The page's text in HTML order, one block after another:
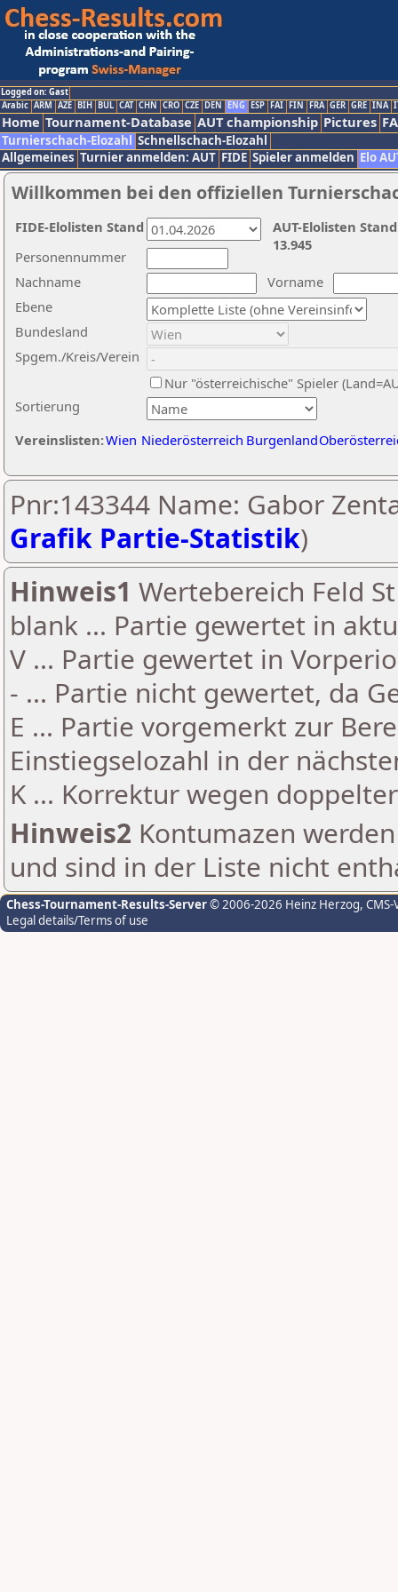
Logged on: Gast
Arabic ARM AZE BIH BUL CAT CHN CRO CZE DEN ENG ESP FAI FIN FRA GER GRE INA
Home Tournament-Database AUT championship Pictures
Turnierschach-Elozahl Schnellschach-Elozahl
Allgemeines Turnier anmelden: AUT FIDE Spieler anmelden Elo
Willkommen bei den offiziellen
Nachname
Vorname
Ebene
Sortierung
Personennummer
Bundesland
Spgem./Kreis/Verein
Nur "österreichische" Spieler
Vereinslisten:Wien Niederösterreich Burgenland
AUT-Elolisten
13.945
FIDE-Elolisten Stand
Pnr:143344 Name: Gabor
Grafik Partie-Statistik)
Hinweis1 Wertebereich Feld
blank ... Partie gewertet in
V ... Partie gewertet in
- ... Partie nicht gewertet, da
E ... Partie vorgemerkt zur
Einstiegselozahl in der
K ... Korrektur wegen
Hinweis2 Kontumazen
und sind in der Liste nicht
Chess-Tournament-Results-Server© 2006-2026 Heinz Herzog,
Legal details/Terms of use